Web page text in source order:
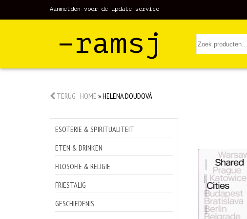
Aanmelden voor de update service
–ramsj
TERUG HOME »HELENA DOUDOVÁ
ESOTERIE & SPIRITUALITEIT
ETEN & DRINKEN
FILOSOFIE & RELIGIE
FRIESTALIG
GESCHIEDENIS